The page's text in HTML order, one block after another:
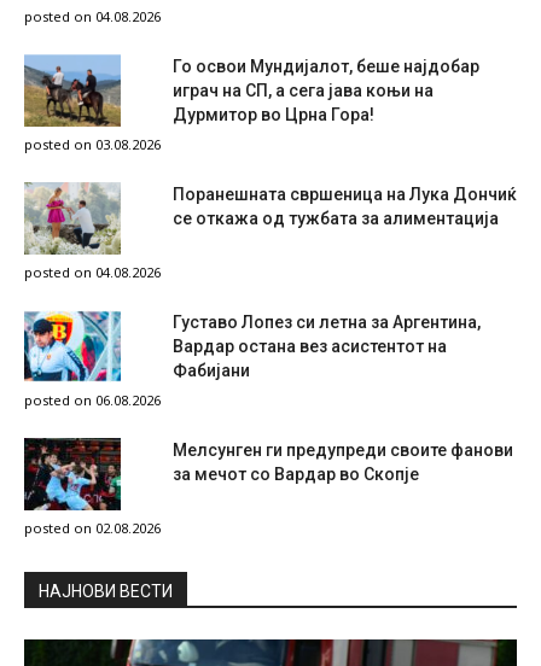
posted on 04.08.2026
Го освои Мундијалот, беше најдобар
играч на СП, а сега јава коњи на
Дурмитор во Црна Гора!
posted on 03.08.2026
Поранешната свршеница на Лука Дончиќ
се откажа од тужбата за алиментација
posted on 04.08.2026
Густаво Лопез си летна за Аргентина,
Вардар остана вез асистентот на
Фабијани
posted on 06.08.2026
Мелсунген ги предупреди своите фанови
за мечот со Вардар во Скопје
posted on 02.08.2026
НAЈНОВИ ВЕСТИ